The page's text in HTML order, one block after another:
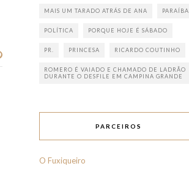
MAIS UM TARADO ATRÁS DE ANA PARAÍBA
POLÍTICA PORQUE HOJE É SÁBADO
PR. PRINCESA RICARDO COUTINHO
ROMERO É VAIADO E CHAMADO DE LADRÃO
DURANTE O DESFILE EM CAMPINA GRANDE
PARCEIROS
O Fuxiqueiro